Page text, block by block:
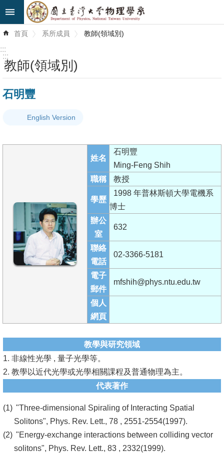
跳到主要內容區塊
階
最
新
系
成
員
學
及
課
學
生
事
務
首頁 系所成員 教師(領域別)
:::
:::
教師(領域別)
石明豐
English Version
姓名
石明豐
Ming-Feng Shih
職稱
教授
學歷
1998 年普林斯頓大學電機系
博士
辦公
室
632
聯絡
電話
02-3366-5181
電子
郵件
mfshih@phys.ntu.edu.tw
個人
網頁
教學與研究領域
1. 非線性光學 , 量子光學等。
2. 教學以近代光學或光學相關課程及普通物理為主。
代表著作
"Three-dimensional Spiraling of Interacting Spatial
Solitons", Phys. Rev. Lett., 78 , 2551-2554(1997).
"Energy-exchange interactions between colliding vector
solitons", Phys. Rev. Lett., 83 , 2332(1999).